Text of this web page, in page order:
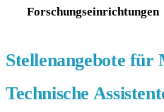
Forschungseinrichtungen
Stellenangebote für
Technische